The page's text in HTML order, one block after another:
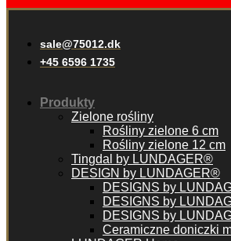
sale@75012.dk
+45 6596 1735
Produkty
Zielone rośliny
Rośliny zielone 6 cm
Rośliny zielone 12 cm
Tingdal by LUNDAGER®
DESIGN by LUNDAGER®
DESIGNS by
DESIGNS by
DESIGNS by
Ceramiczne doniczki